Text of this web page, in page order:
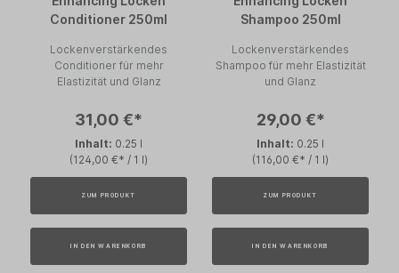
Conditioner 250ml
Lockenverstärkendes
Conditioner für mehr
Elastizität und Glanz
31,00 €*
Inhalt: 0.25 l
(124,00 €* / 1 l)
ZUM PRODUKT
IN DEN WARENKORB
Shampoo 250ml
Lockenverstärkendes
Shampoo für mehr Elastizität
und Glanz
29,00 €*
Inhalt: 0.25 l
(116,00 €* / 1 l)
ZUM PRODUKT
IN DEN WARENKORB